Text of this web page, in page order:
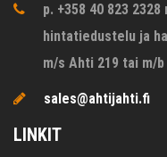
p. +358 40 823
hintatiedustelu ja
m/s Ahti 219 tai m/
sales@ahtijahti.fi
LINKIT